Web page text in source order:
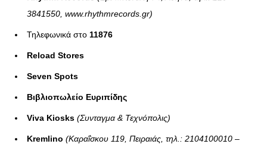
3841550, www.rhythmrecords.gr)
Τηλεφωνικά στο 11876
Reload Stores
Seven Spots
Βιβλιοπωλείο Ευριπίδης
Viva Kiosks (Συνταγμα & Τεχνόπολις)
Kremlino (Καραΐσκου 119, Πειραιάς, τηλ.: 2104100010 –